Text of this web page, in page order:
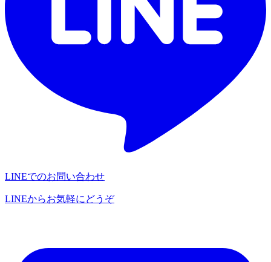
LINEでのお問い合わせ
LINEからお気軽にどうぞ